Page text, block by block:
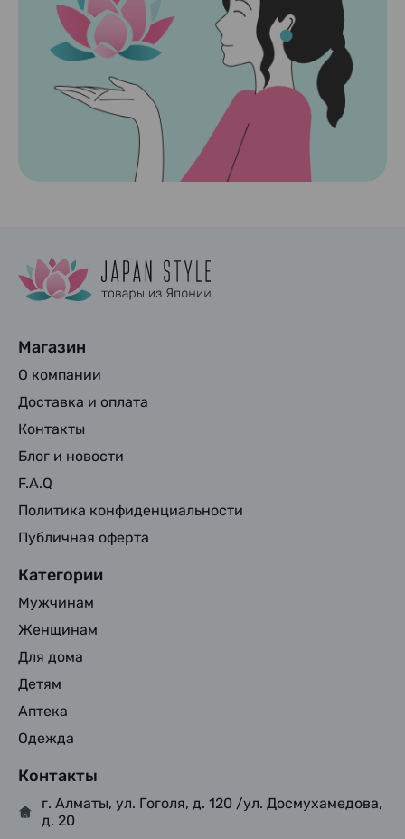
Магазин
О компании
Доставка и оплата
Контакты
Блог и новости
F.A.Q
Политика конфиденциальности
Публичная оферта
Категории
Мужчинам
Женщинам
Для дома
Детям
Аптека
Одежда
Контакты
г. Алматы, ул. Гоголя, д. 120 /ул. Досмухамедова,
д. 20